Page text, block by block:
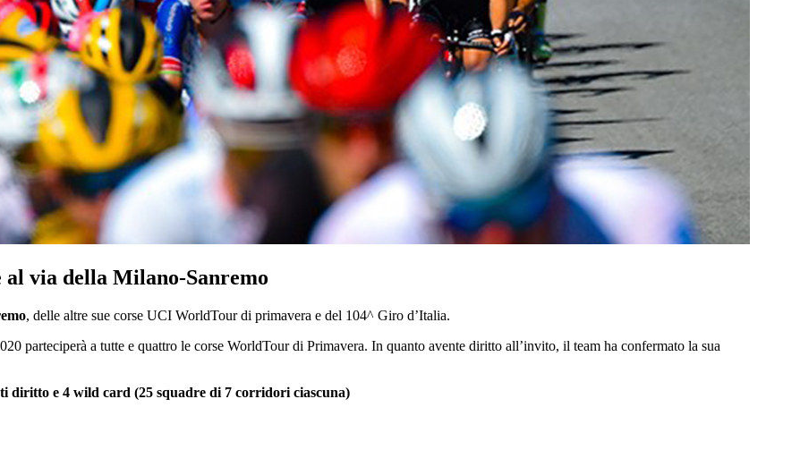
al via della Milano-Sanremo
, delle altre sue corse UCI WorldTour di primavera e del 104^ Giro d’Italia.
parteciperà a tutte e quattro le corse WorldTour di Primavera. In quanto avente diritto all’invito, il team ha confermato la sua
e 4 wild card (25 squadre di 7 corridori ciascuna)